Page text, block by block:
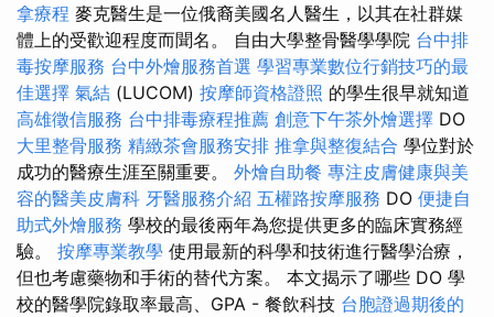
拿療程 麥克醫生是一位俄裔美國名人醫生，以其在社群媒
體上的受歡迎程度而聞名。 自由大學整骨醫學學院 台中排
毒按摩服務 台中外燴服務首選 學習專業數位行銷技巧的最
佳選擇 氣結 (LUCOM) 按摩師資格證照 的學生很早就知道
高雄徵信服務 台中排毒療程推薦 創意下午茶外燴選擇 DO
大里整骨服務 精緻茶會服務安排 推拿與整復結合 學位對於
成功的醫療生涯至關重要。 外燴自助餐 專注皮膚健康與美
容的醫美皮膚科 牙醫服務介紹 五權路按摩服務 DO 便捷自
助式外燴服務 學校的最後兩年為您提供更多的臨床實務經
驗。 按摩專業教學 使用最新的科學和技術進行醫學治療，
但也考慮藥物和手術的替代方案。 本文揭示了哪些 DO 學
校的醫學院錄取率最高、GPA - 餐飲科技 台胞證過期後的